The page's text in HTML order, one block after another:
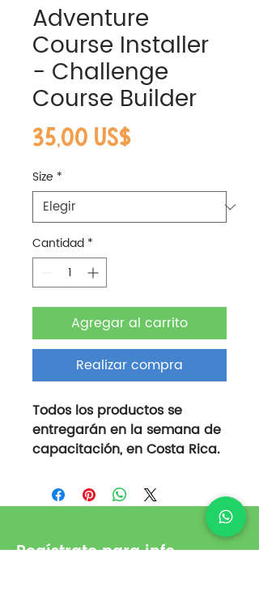
Adventure
Course Installer
- Challenge
Course Builder
35,00 US$Precio
Size *
Cantidad *
Agregar al carrito
Realizar compra
Todos los productos se
entregarán en la semana de
capacitación, en Costa Rica.
Regístrate para info